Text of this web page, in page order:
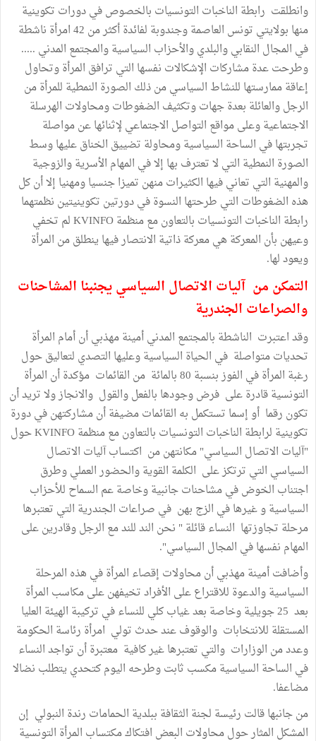
وانطلقت رابطة الناخبات التونسيات بالخصوص في دورات تكوينية
منها بولايتي تونس العاصمة وجندوبة لفائدة أكثر من 42 امرأة ناشطة
في المجال النقابي والبلدي والأحزاب السياسية والمجتمع المدني .....
وطرحت عدة مشاركات الإشكالات نفسها التي ترافق المرأة وتحاول
إعاقة ممارستها للنشاط السياسي من ذلك الصورة النمطية للمرأة من
الرجل والعائلة بعدة جهات وتكثيف الضغوطات ومحاولات الهرسلة
الاجتماعية وعلى مواقع التواصل الاجتماعي لإثنائها عن مواصلة
تجربتها في الساحة السياسية ومحاولة تضييق الخناق عليها وسط
الصورة النمطية التي لا تعترف بها إلا في المهام الأسرية والزوجية
والمهنية التي تعاني فيها الكثيرات منهن تميزا جنسيا ومهنيا إلا أن كل
هذه الضغوطات التي طرحتها النسوة في دورتين تكوينيتين نظمتهما
رابطة الناخبات التونسيات بالتعاون مع منظمة KVINFO لم تخفي
وعيهن بأن المعركة هي معركة ذاتية الانتصار فيها ينطلق من المرأة
ويعود لها.
التمكن من آليات الاتصال السياسي يجنبنا المشاحنات
والصراعات الجندرية
وقد اعتبرت الناشطة بالمجتمع المدني أمينة مهذبي أن أمام المرأة
تحديات متواصلة في الحياة السياسية وعليها التصدي لتعاليق حول
رغبة المرأة في الفوز بنسبة 80 بالمائة من القائمات مؤكدة أن المرأة
التونسية قادرة على فرض وجودها بالفعل والقول والانجاز ولا تريد أن
تكون رقما أو إسما تستكمل به القائمات مضيفة أن مشاركتهن في دورة
تكوينية لرابطة الناخبات التونسيات بالتعاون مع منظمة KVINFO حول
"آليات الاتصال السياسي" مكانتهن من اكتساب آليات الاتصال
السياسي التي ترتكز على الكلمة القوية والحضور العملي وطرق
اجتناب الخوض في مشاحنات جانبية وخاصة عم السماح للأحزاب
السياسية و غيرها في الزج بهن في صراعات الجندرية التي تعتبرها
مرحلة تجاوزتها النساء قائلة " نحن الند للند مع الرجل وقادرين على
المهام نفسها في المجال السياسي".
وأضافت أمينة مهذبي أن محاولات إقصاء المرأة في هذه المرحلة
السياسية والدعوة للاقتراع على الأفراد تخيفهن على مكاسب المرأة
بعد 25 جويلية وخاصة بعد غياب كلي للنساء في تركيبة الهيئة العليا
المستقلة للانتخابات والوقوف عند حدث تولي امرأة رئاسة الحكومة
وعدد من الوزارات والتي تعتبرها غير كافية معتبرة أن تواجد النساء
في الساحة السياسية مكسب ثابت وطرحه اليوم كتحدي يتطلب نضالا
مضاعفا.
من جانبها قالت رئيسة لجنة الثقافة ببلدية الحمامات رندة النبولي إن
المشكل المثار حول محاولات البعض افتكاك مكتساب المرأة التونسية